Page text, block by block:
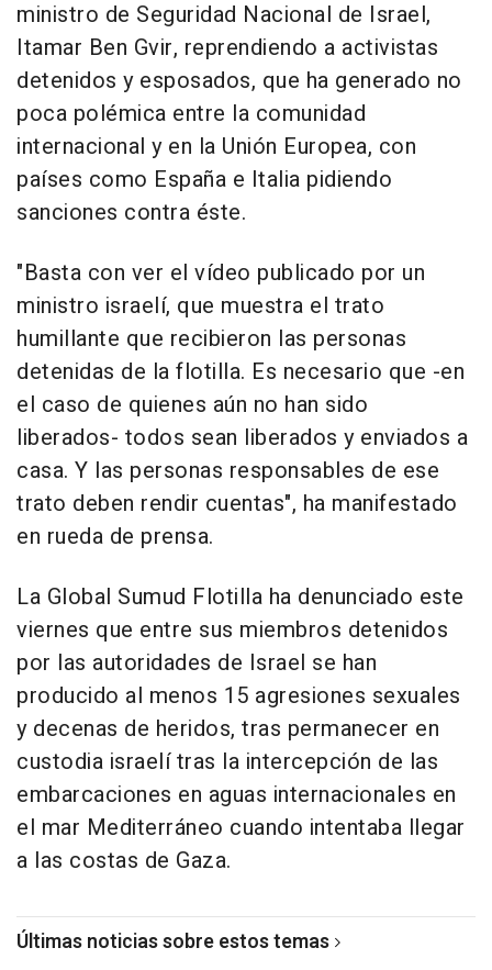
ministro de Seguridad Nacional de Israel,
Itamar Ben Gvir, reprendiendo a activistas
detenidos y esposados, que ha generado no
poca polémica entre la comunidad
internacional y en la Unión Europea, con
países como España e Italia pidiendo
sanciones contra éste.
"Basta con ver el vídeo publicado por un
ministro israelí, que muestra el trato
humillante que recibieron las personas
detenidas de la flotilla. Es necesario que -en
el caso de quienes aún no han sido
liberados- todos sean liberados y enviados a
casa. Y las personas responsables de ese
trato deben rendir cuentas", ha manifestado
en rueda de prensa.
La Global Sumud Flotilla ha denunciado este
viernes que entre sus miembros detenidos
por las autoridades de Israel se han
producido al menos 15 agresiones sexuales
y decenas de heridos, tras permanecer en
custodia israelí tras la intercepción de las
embarcaciones en aguas internacionales en
el mar Mediterráneo cuando intentaba llegar
a las costas de Gaza.
Últimas noticias sobre estos temas